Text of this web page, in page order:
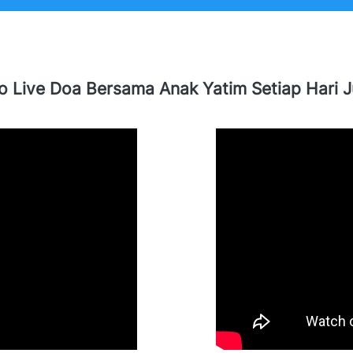
Live Doa Bersama Anak Yatim Setiap Hari